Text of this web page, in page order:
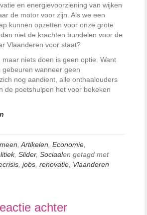
en energievoorziening van wijken
de motor voor zijn. Als we een
kunnen opzetten voor onze grote
niet de krachten bundelen voor de
Vlaanderen voor staat?
maar niets doen is geen optie. Want
wanneer geen
nog aandient, alle onthaalouders
de poetshulpen het voor bekeken
,Artikelen, Economie,
, Slider, Sociaalen getagd met
, jobs, renovatie, Vlaanderen
achter